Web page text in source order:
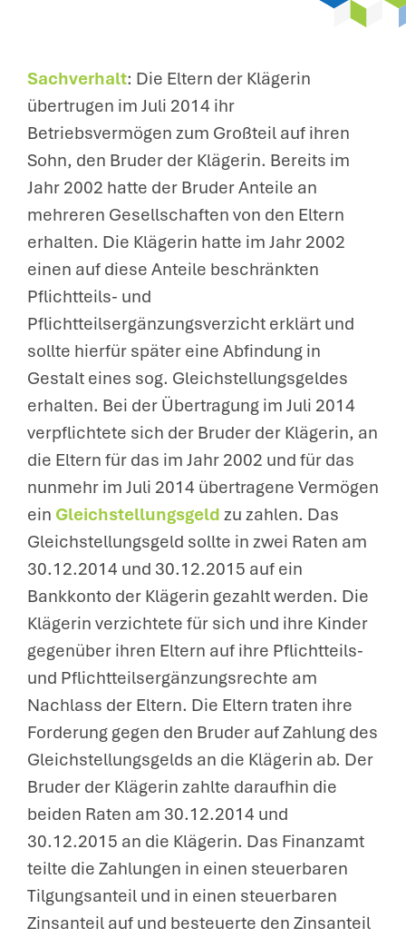
Sachverhalt: Die Eltern der Klägerin
übertrugen im Juli 2014 ihr
Betriebsvermögen zum Großteil auf ihren
Sohn, den Bruder der Klägerin. Bereits im
Jahr 2002 hatte der Bruder Anteile an
mehreren Gesellschaften von den Eltern
erhalten. Die Klägerin hatte im Jahr 2002
einen auf diese Anteile beschränkten
Pflichtteils- und
Pflichtteilsergänzungsverzicht erklärt und
sollte hierfür später eine Abfindung in
Gestalt eines sog. Gleichstellungsgeldes
erhalten. Bei der Übertragung im Juli 2014
verpflichtete sich der Bruder der Klägerin, an
die Eltern für das im Jahr 2002 und für das
nunmehr im Juli 2014 übertragene Vermögen
ein Gleichstellungsgeld zu zahlen. Das
Gleichstellungsgeld sollte in zwei Raten am
30.12.2014 und 30.12.2015 auf ein
Bankkonto der Klägerin gezahlt werden. Die
Klägerin verzichtete für sich und ihre Kinder
gegenüber ihren Eltern auf ihre Pflichtteils-
und Pflichtteilsergänzungsrechte am
Nachlass der Eltern. Die Eltern traten ihre
Forderung gegen den Bruder auf Zahlung des
Gleichstellungsgelds an die Klägerin ab. Der
Bruder der Klägerin zahlte daraufhin die
beiden Raten am 30.12.2014 und
30.12.2015 an die Klägerin. Das Finanzamt
teilte die Zahlungen in einen steuerbaren
Tilgungsanteil und in einen steuerbaren
Zinsanteil auf und besteuerte den Zinsanteil